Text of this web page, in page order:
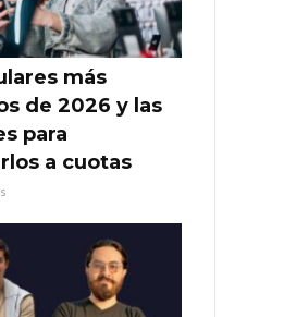
más
de 2026 y las
para
a cuotas